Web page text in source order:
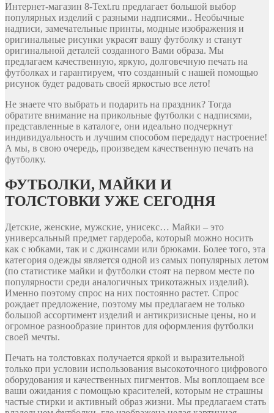
Интернет-магазин 8-Text.ru предлагает большой выбор
популярных изделий с разными надписями.. Необычные
надписи, замечательные принты, модные изображения и
оригинальные рисунки украсят вашу футболку и станут
оригинальной деталей созданного Вами образа. Мы
предлагаем качественную, яркую, долговечную печать на
футболках и гарантируем, что созданный с нашей помощью
рисунок будет радовать своей яркостью все лето!
Не знаете что выбрать и подарить на праздник? Тогда
обратите внимание на прикольные футболки с надписями,
представленные в каталоге, они идеально подчеркнут
индивидуальность и лучшим способом передадут настроение!
А мы, в свою очередь, произведем качественную печать на
футболку.
ФУТБОЛКИ, МАЙКИ И
ТОЛСТОВКИ УЖЕ СЕГОДНЯ
Детские, женские, мужские, унисекс… Майки – это
универсальный предмет гардероба, который можно носить
как с юбками, так и с джинсами или брюками. Более того, эта
категория одежды является одной из самых популярных летом
(по статистике майки и футболки стоят на первом месте по
популярности среди аналогичных трикотажных изделий).
Именно поэтому спрос на них постоянно растет. Спрос
рождает предложение, поэтому мы предлагаем не только
большой ассортимент изделий и антикризисные цены, но и
огромное разнообразие принтов для оформления футболки
своей мечты.
Печать на толстовках получается яркой и выразительной
только при условии использования высокоточного цифрового
оборудования и качественных пигментов. Мы воплощаем все
ваши ожидания с помощью красителей, которым не страшны
частые стирки и активный образ жизни. Мы предлагаем стать